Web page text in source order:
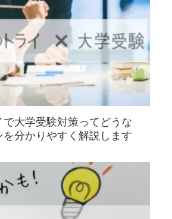
大学受験対策ってどうな
分かりやすく解説します